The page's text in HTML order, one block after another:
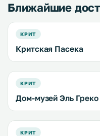
Ближайшие
КРИТ
Критская Пасека
КРИТ
Дом-музей Эль
КРИТ